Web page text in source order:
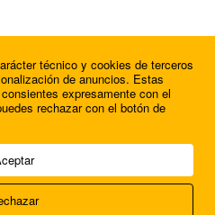
IP, SL.
técnico y cookies de terceros
de anuncios. Estas
expresamente con el
rechazar con el botón de